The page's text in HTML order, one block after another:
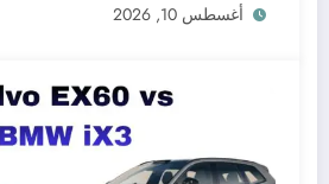
أغسطس 10, 2026